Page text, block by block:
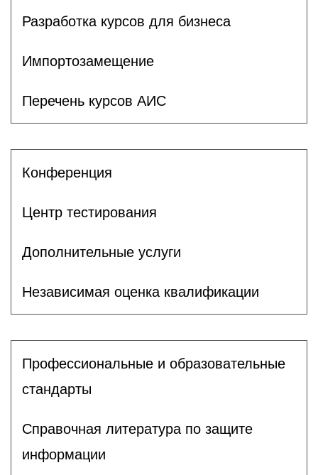
Разработка курсов для бизнеса
Импортозамещение
Перечень курсов АИС
Конференция
Центр тестирования
Дополнительные услуги
Независимая оценка квалификации
Профессиональные и образовательные
стандарты
Справочная литература по защите
информации